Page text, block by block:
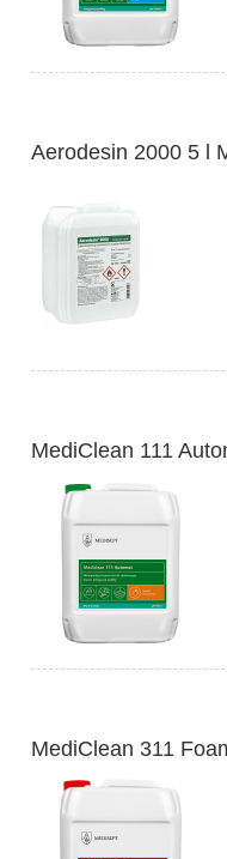
Aerodesin 2000 5 l
MediClean 111
MediClean 311